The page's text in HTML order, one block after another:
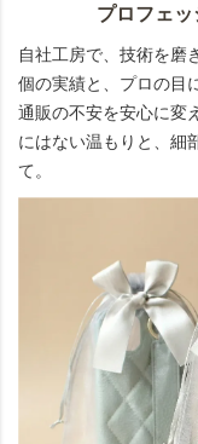
プロフェッ
自社工房で、技術を磨
個の実績と、プロの目
通販の不安を安心に変
にはない温もりと、細
て。